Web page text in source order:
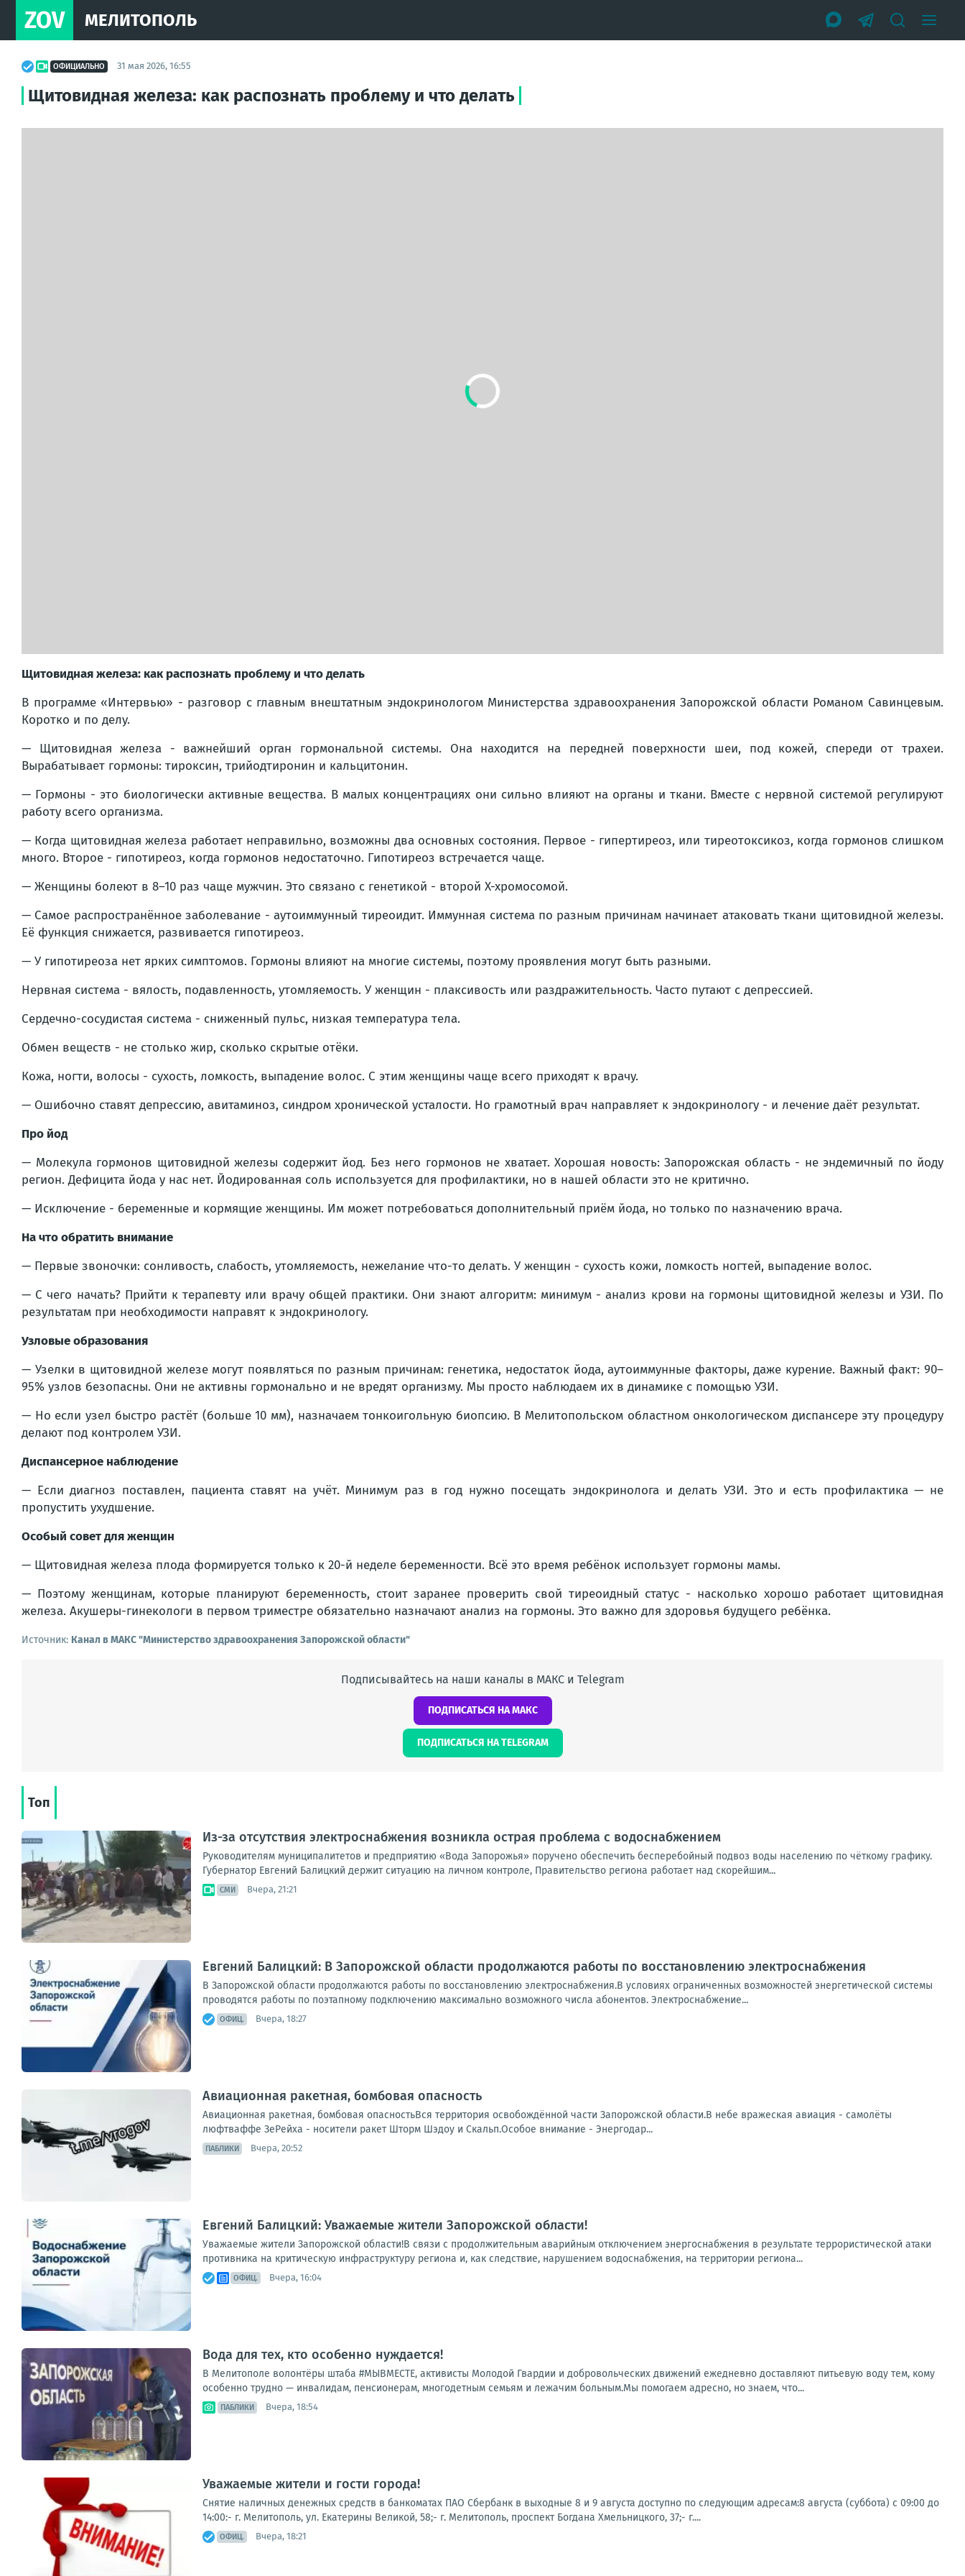
ZOV МЕЛИТОПОЛЬ
ОФИЦИАЛЬНО 31 мая 2026, 16:55
Щитовидная железа: как распознать проблему и что делать
Щитовидная железа: как распознать проблему и что делать
В программе «Интервью» - разговор с главным внештатным эндокринологом Министерства здравоохранения Запорожской области Романом Савинцевым.
Коротко и по делу.
— Щитовидная железа - важнейший орган гормональной системы. Она находится на передней поверхности шеи, под кожей, спереди от трахеи.
Вырабатывает гормоны: тироксин, трийодтиронин и кальцитонин.
— Гормоны - это биологически активные вещества. В малых концентрациях они сильно влияют на органы и ткани. Вместе с нервной системой регулируют
работу всего организма.
— Когда щитовидная железа работает неправильно, возможны два основных состояния. Первое - гипертиреоз, или тиреотоксикоз, когда гормонов слишком
много. Второе - гипотиреоз, когда гормонов недостаточно. Гипотиреоз встречается чаще.
— Женщины болеют в 8–10 раз чаще мужчин. Это связано с генетикой - второй Х-хромосомой.
— Самое распространённое заболевание - аутоиммунный тиреоидит. Иммунная система по разным причинам начинает атаковать ткани щитовидной железы.
Её функция снижается, развивается гипотиреоз.
— У гипотиреоза нет ярких симптомов. Гормоны влияют на многие системы, поэтому проявления могут быть разными.
Нервная система - вялость, подавленность, утомляемость. У женщин - плаксивость или раздражительность. Часто путают с депрессией.
Сердечно-сосудистая система - сниженный пульс, низкая температура тела.
Обмен веществ - не столько жир, сколько скрытые отёки.
Кожа, ногти, волосы - сухость, ломкость, выпадение волос. С этим женщины чаще всего приходят к врачу.
— Ошибочно ставят депрессию, авитаминоз, синдром хронической усталости. Но грамотный врач направляет к эндокринологу - и лечение даёт результат.
Про йод
— Молекула гормонов щитовидной железы содержит йод. Без него гормонов не хватает. Хорошая новость: Запорожская область - не эндемичный по йоду
регион. Дефицита йода у нас нет. Йодированная соль используется для профилактики, но в нашей области это не критично.
— Исключение - беременные и кормящие женщины. Им может потребоваться дополнительный приём йода, но только по назначению врача.
На что обратить внимание
— Первые звоночки: сонливость, слабость, утомляемость, нежелание что-то делать. У женщин - сухость кожи, ломкость ногтей, выпадение волос.
— С чего начать? Прийти к терапевту или врачу общей практики. Они знают алгоритм: минимум - анализ крови на гормоны щитовидной железы и УЗИ. По
результатам при необходимости направят к эндокринологу.
Узловые образования
— Узелки в щитовидной железе могут появляться по разным причинам: генетика, недостаток йода, аутоиммунные факторы, даже курение. Важный факт: 90–
95% узлов безопасны. Они не активны гормонально и не вредят организму. Мы просто наблюдаем их в динамике с помощью УЗИ.
— Но если узел быстро растёт (больше 10 мм), назначаем тонкоигольную биопсию. В Мелитопольском областном онкологическом диспансере эту процедуру
делают под контролем УЗИ.
Диспансерное наблюдение
— Если диагноз поставлен, пациента ставят на учёт. Минимум раз в год нужно посещать эндокринолога и делать УЗИ. Это и есть профилактика — не
пропустить ухудшение.
Особый совет для женщин
— Щитовидная железа плода формируется только к 20-й неделе беременности. Всё это время ребёнок использует гормоны мамы.
— Поэтому женщинам, которые планируют беременность, стоит заранее проверить свой тиреоидный статус - насколько хорошо работает щитовидная
железа. Акушеры-гинекологи в первом триместре обязательно назначают анализ на гормоны. Это важно для здоровья будущего ребёнка.
Источник: Канал в МАКС "Министерство здравоохранения Запорожской области"
Подписывайтесь на наши каналы в МАКС и Telegram
ПОДПИСАТЬСЯ НА МАКС
ПОДПИСАТЬСЯ НА TELEGRAM
Топ
Из-за отсутствия электроснабжения возникла острая проблема с водоснабжением
Руководителям муниципалитетов и предприятию «Вода Запорожья» поручено обеспечить бесперебойный подвоз воды населению по чёткому графику.
Губернатор Евгений Балицкий держит ситуацию на личном контроле, Правительство региона работает над скорейшим...
СМИ Вчера, 21:21
Евгений Балицкий: В Запорожской области продолжаются работы по восстановлению электроснабжения
В Запорожской области продолжаются работы по восстановлению электроснабжения.В условиях ограниченных возможностей энергетической системы
проводятся работы по поэтапному подключению максимально возможного числа абонентов. Электроснабжение...
ОФИЦ. Вчера, 18:27
Авиационная ракетная, бомбовая опасность
Авиационная ракетная, бомбовая опасностьВся территория освобождённой части Запорожской области.В небе вражеская авиация - самолёты
люфтваффе ЗеРейха - носители ракет Шторм Шэдоу и Скальп.Особое внимание - Энергодар...
ПАБЛИКИ Вчера, 20:52
Евгений Балицкий: Уважаемые жители Запорожской области!
Уважаемые жители Запорожской области!В связи с продолжительным аварийным отключением энергоснабжения в результате террористической атаки
противника на критическую инфраструктуру региона и, как следствие, нарушением водоснабжения, на территории региона...
ОФИЦ. Вчера, 16:04
Вода для тех, кто особенно нуждается!
В Мелитополе волонтёры штаба #МЫВМЕСТЕ, активисты Молодой Гвардии и добровольческих движений ежедневно доставляют питьевую воду тем, кому
особенно трудно — инвалидам, пенсионерам, многодетным семьям и лежачим больным.Мы помогаем адресно, но знаем, что...
ПАБЛИКИ Вчера, 18:54
Уважаемые жители и гости города!
Снятие наличных денежных средств в банкоматах ПАО Сбербанк в выходные 8 и 9 августа доступно по следующим адресам:8 августа (суббота) с 09:00 до
14:00:- г. Мелитополь, ул. Екатерины Великой, 58;- г. Мелитополь, проспект Богдана Хмельницкого, 37;- г....
ОФИЦ. Вчера, 18:21